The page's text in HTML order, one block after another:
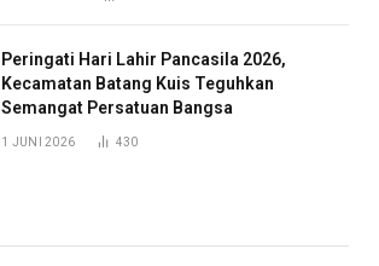
Peringati Hari Lahir Pancasila 2026,
Kecamatan Batang Kuis Teguhkan
Semangat Persatuan Bangsa
1 JUNI 2026 430